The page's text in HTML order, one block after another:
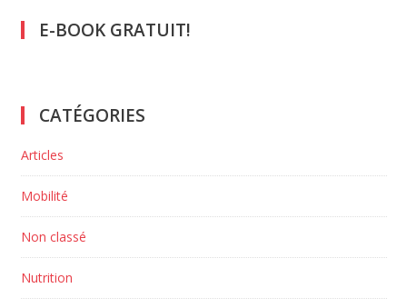
E-BOOK GRATUIT!
CATÉGORIES
Articles
Mobilité
Non classé
Nutrition